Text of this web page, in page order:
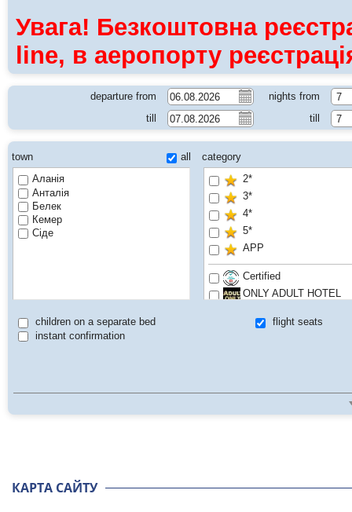
Увага! Безкоштовна
line, в аеропорту
departure from nights from
7
till
till 7
town
all
Аланія
Анталія
Белек
Кемер
Сіде
category
2*
3*
4*
5*
APP
Certified
ONLY ADULT HOTEL
Sale hit
children on a separate bed
flight seats
instant confirmation
КАРТА САЙТУ